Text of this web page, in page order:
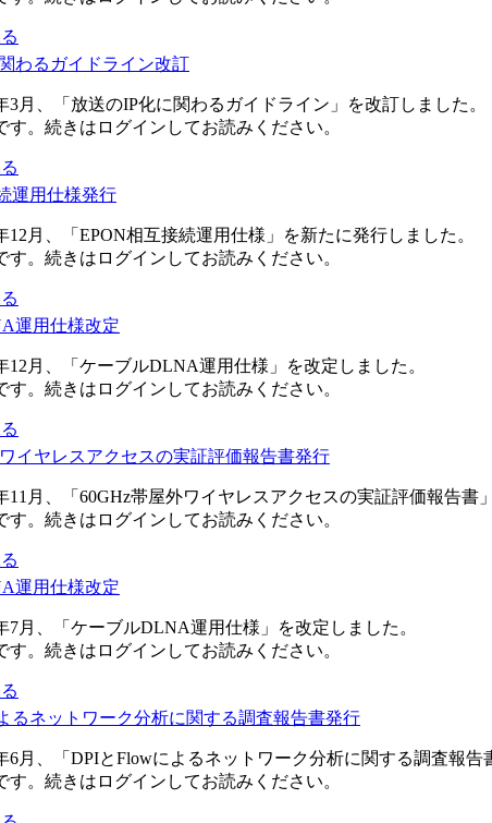
わるガイドライン改訂
3月、「放送のIP化に関わるガイドライン」を改訂しました。
。続きはログインしてお読みください。
運用仕様発行
12月、「EPON相互接続運用仕様」を新たに発行しました。
。続きはログインしてお読みください。
運用仕様改定
12月、「ケーブルDLNA運用仕様」を改定しました。
。続きはログインしてお読みください。
イヤレスアクセスの実証評価報告書発行
11月、「60GHz帯屋外ワイヤレスアクセスの実証評価報告書
。続きはログインしてお読みください。
運用仕様改定
7月、「ケーブルDLNA運用仕様」を改定しました。
。続きはログインしてお読みください。
るネットワーク分析に関する調査報告書発行
6月、「DPIとFlowによるネットワーク分析に関する調査報告
。続きはログインしてお読みください。